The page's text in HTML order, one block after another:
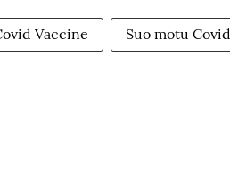
Vaccine Suo motu Covid